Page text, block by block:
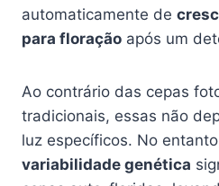
automaticamente de
para floração após um
Ao contrário das cepas
tradicionais, essas não
luz específicos. No
variabilidade genética